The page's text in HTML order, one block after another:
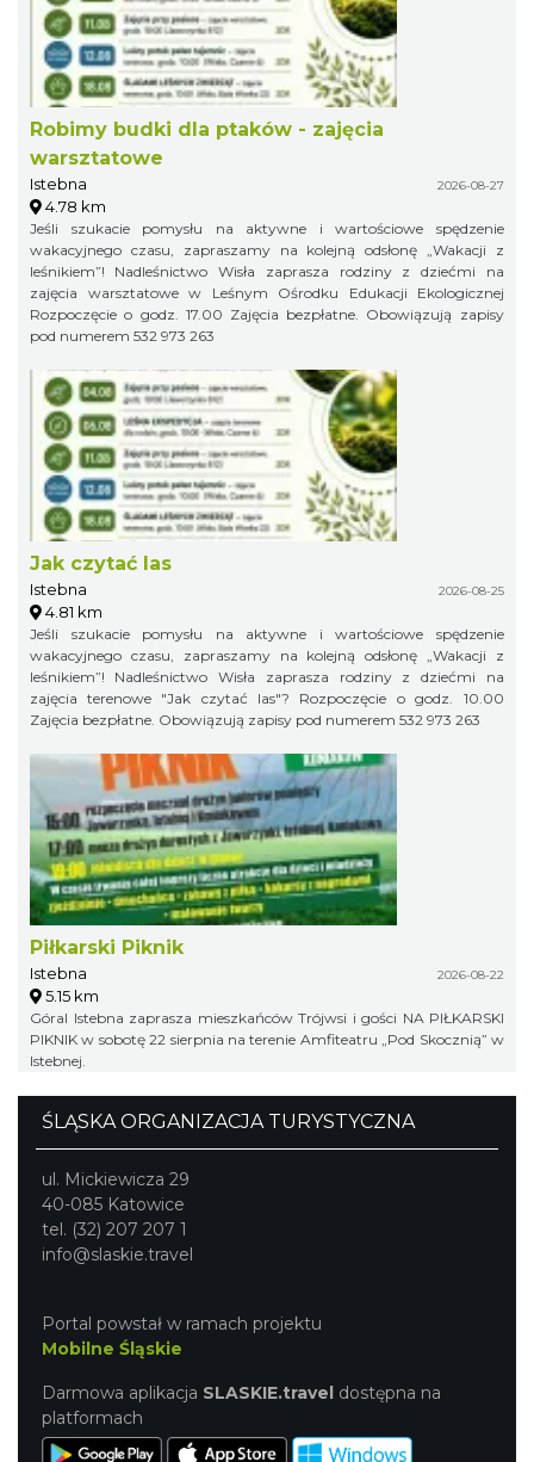
Robimy budki dla ptaków - zajęcia
warsztatowe
Istebna 2026-08-27
4.78 km
Jeśli szukacie pomysłu na aktywne i wartościowe spędzenie
wakacyjnego czasu, zapraszamy na kolejną odsłonę „Wakacji z
leśnikiem”! Nadleśnictwo Wisła zaprasza rodziny z dziećmi na
zajęcia warsztatowe w Leśnym Ośrodku Edukacji Ekologicznej
Rozpoczęcie o godz. 17.00 Zajęcia bezpłatne. Obowiązują zapisy
pod numerem 532 973 263
Jak czytać las
Istebna 2026-08-25
4.81 km
Jeśli szukacie pomysłu na aktywne i wartościowe spędzenie
wakacyjnego czasu, zapraszamy na kolejną odsłonę „Wakacji z
leśnikiem”! Nadleśnictwo Wisła zaprasza rodziny z dziećmi na
zajęcia terenowe "Jak czytać las"? Rozpoczęcie o godz. 10.00
Zajęcia bezpłatne. Obowiązują zapisy pod numerem 532 973 263
Piłkarski Piknik
Istebna 2026-08-22
5.15 km
Góral Istebna zaprasza mieszkańców Trójwsi i gości NA PIŁKARSKI
PIKNIK w sobotę 22 sierpnia na terenie Amfiteatru „Pod Skocznią” w
Istebnej.
ŚLĄSKA ORGANIZACJA TURYSTYCZNA
ul. Mickiewicza 29
40-085 Katowice
tel. (32) 207 207 1
info@slaskie.travel
Portal powstał w ramach projektu
Mobilne Śląskie
Darmowa aplikacja SLASKIE.travel dostępna na
platformach